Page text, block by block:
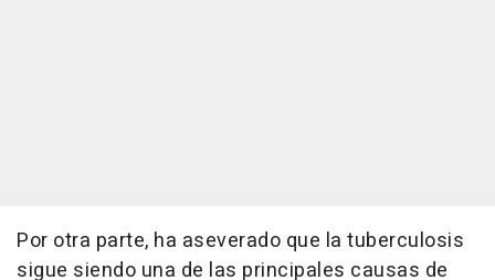
Por otra parte, ha aseverado que la tuberculosis
sigue siendo una de las principales causas de